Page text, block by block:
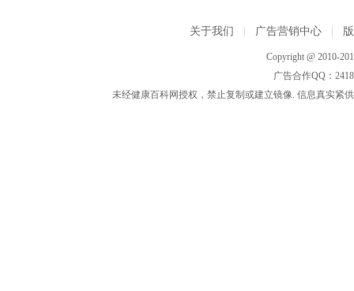
关于我们 广告营销中心
Copyright @ 2010-
广告合作QQ：
未经健康百科网授权，禁止复制或建立镜像. 信息真实紧